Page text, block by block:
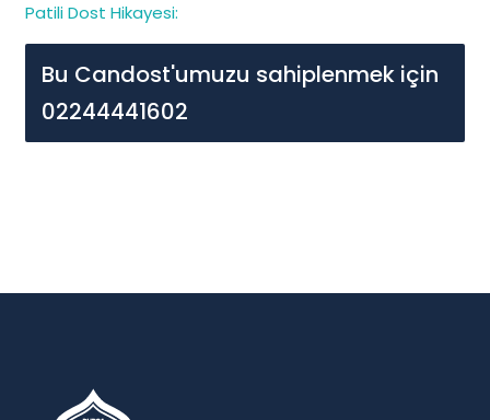
Patili Dost Hikayesi:
Bu Candost'umuzu sahiplenmek için
02244441602